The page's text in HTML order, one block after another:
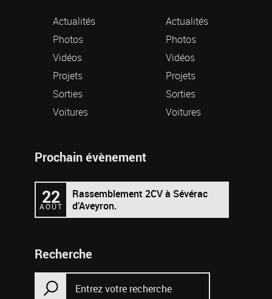
Actualités
Photos
Vidéos
Projets
Sorties
Voitures
Actualités
Photos
Vidéos
Projets
Sorties
Voitures
Prochain évènement
22
AOÛT
Rassemblement 2CV à Sévérac
d’Aveyron.
Recherche